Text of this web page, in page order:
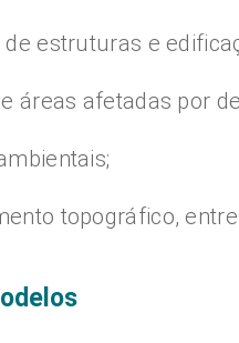
estruturas e
áreas afetadas por
topográfico,